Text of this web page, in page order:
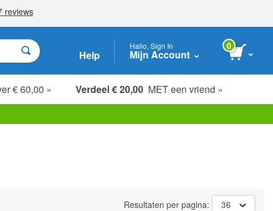
Help
Hallo, Sign In
Mijn Account
0
€ 60,00 » Verdeel € 20,00 MET een vriend »
Resultaten per pagina: 36